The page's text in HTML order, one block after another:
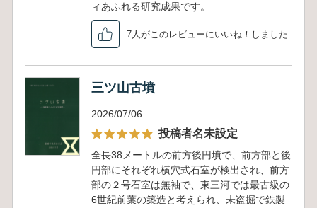
ィあふれる研究成果です。
7人がこのレビューにいいね！しました
三ツ山古墳
2026/07/06
投稿者名未設定
全長38メートルの前方後円墳で、前方部と後
円部にそれぞれ横穴式石室が検出され、前方
部の２号石室は無袖で、東三河では最古級の
6世紀前葉の築造と考えられ、未盗掘で鉄製